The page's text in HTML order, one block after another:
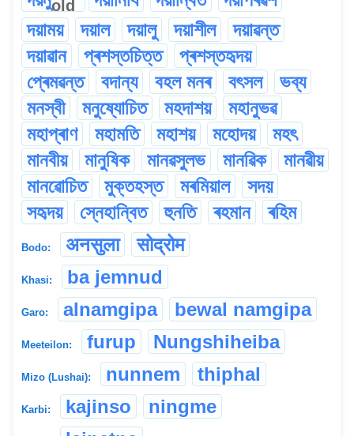
old
দয়াময়
দয়াল দয়ালু দয়াশীল
দয়াৱন্ত
দয়াৱান
প্ৰশস্তচিত্ত
প্ৰশস্তহৃদয়
প্ৰেমৱন্ত
বদান্য বহল মনৰ বৎসল
ভব্য
মনস্বী
মনুষ্যোচিত মহদাশয়
মহানুভৱ
মহাপ্ৰাণ
মহামতি মহাশয় মহোদয়
মহৎ
মানবীয়
মানুষিক মানৱসুলভ মানৱিক
মানৱীয়
মানৱোচিত
মুক্তহস্ত মৰমিয়াল
সদয়
সহৃদয়
স্নেহান্বিত হুনতি ৰহমান ৰহিম
Bodo: अनसुला सोद्रोम
Khasi: ba jemnud
Garo: alnamgipa bewal namgipa
Meeteilon: furup Nungshiheiba
Mizo (Lushai): nunnem thiphal
Karbi: kajinso ningme